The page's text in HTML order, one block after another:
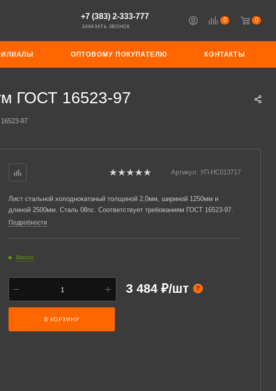
0 0
+7 (383) 2-333-777
ЗАКАЗАТЬ ЗВОНОК
ОПТОВОМУ ПОКУПАТЕЛЮ КОНТАКТЫ
ГОСТ 16523-97
97
Артикул: УП-НС013717
Лист стальной холоднокатаный толщиной 2,0мм, шириной 1250мм и
длиной 2500мм. Сталь 08пс. Соответствует требованиям ГОСТ 16523-97.
Подробности
Много
3 484 ₽/шт ?
В КОРЗИНУ